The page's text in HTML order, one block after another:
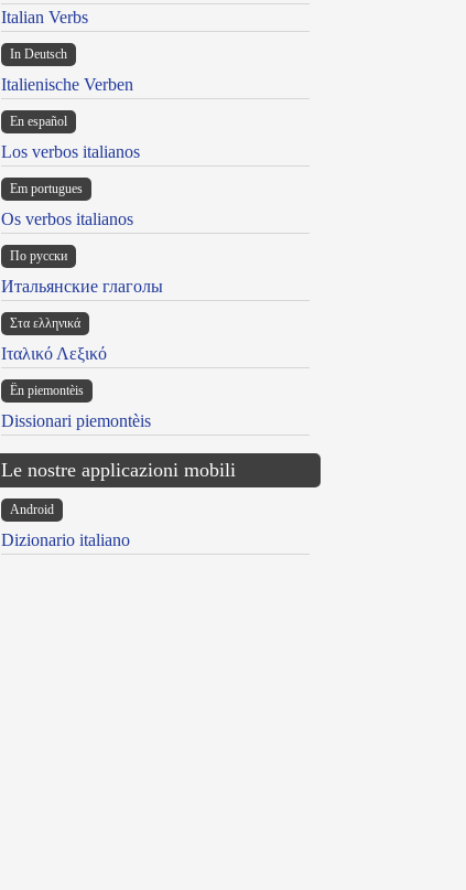
Italian Verbs
In Deutsch
Italienische Verben
En español
Los verbos italianos
Em portugues
Os verbos italianos
По русски
Итальянские глаголы
Στα ελληνικά
Ιταλικό Λεξικό
Ën piemontèis
Dissionari piemontèis
Le nostre applicazioni mobili
Android
Dizionario italiano